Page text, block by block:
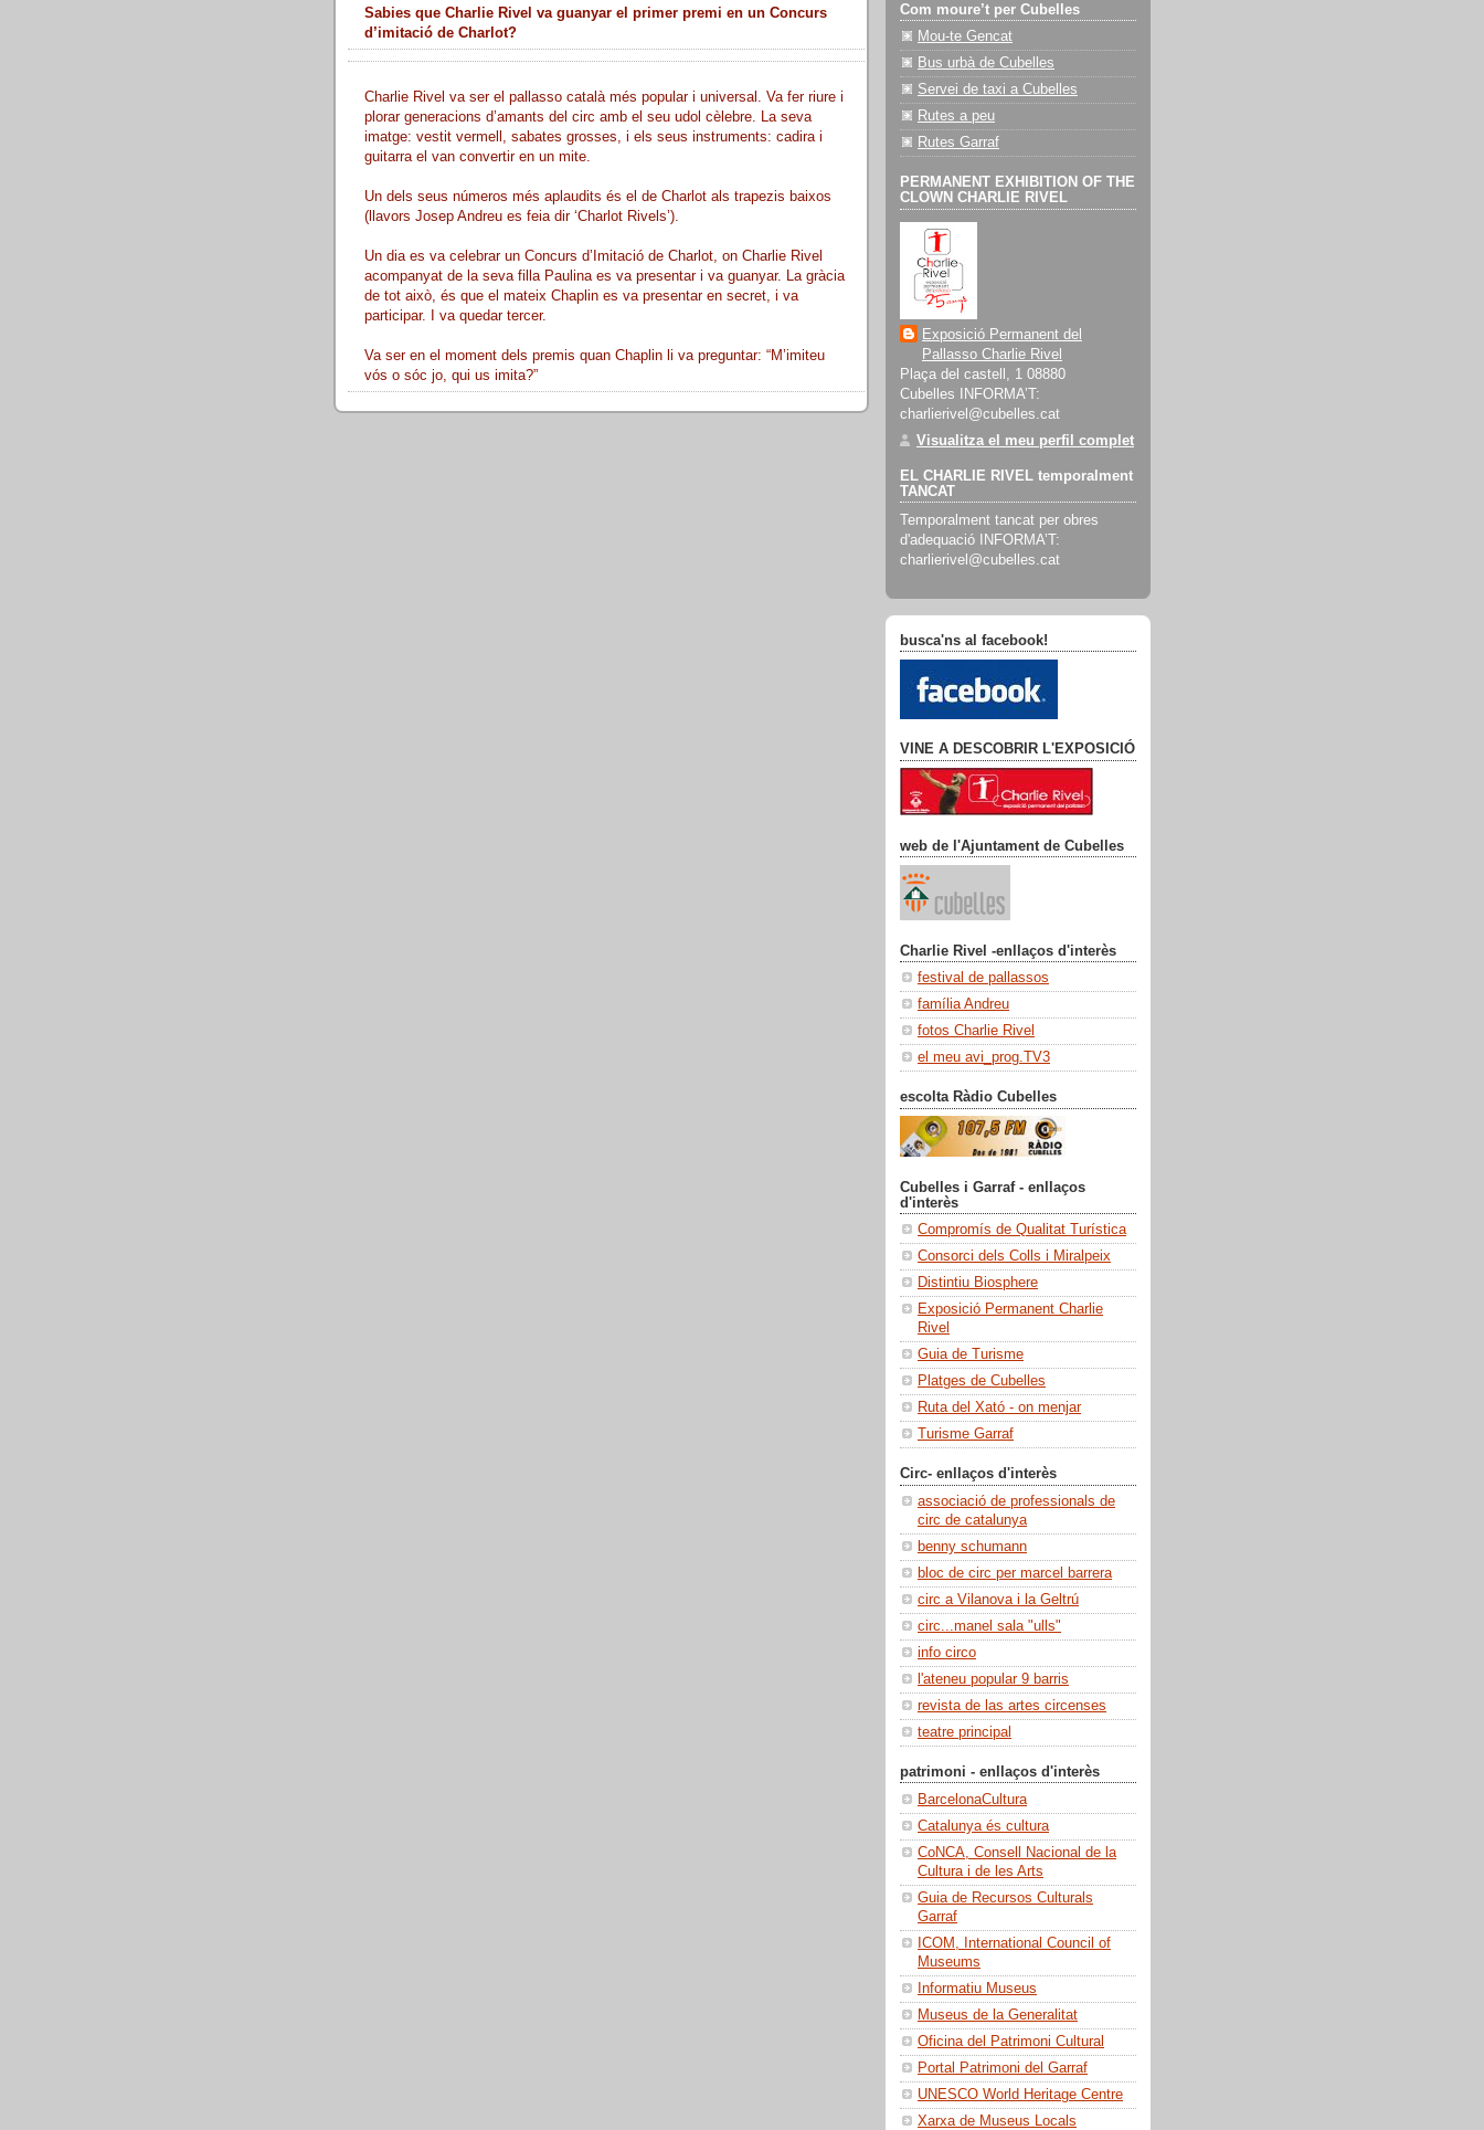
Sabies que Charlie Rivel va guanyar el primer premi en un Concurs
d’imitació de Charlot?
Charlie Rivel va ser el pallasso català més popular i universal. Va fer riure i
plorar generacions d’amants del circ amb el seu udol cèlebre. La seva
imatge: vestit vermell, sabates grosses, i els seus instruments: cadira i
guitarra el van convertir en un mite.
Un dels seus números més aplaudits és el de Charlot als trapezis baixos
(llavors Josep Andreu es feia dir ‘Charlot Rivels’).
Un dia es va celebrar un Concurs d’Imitació de Charlot, on Charlie Rivel
acompanyat de la seva filla Paulina es va presentar i va guanyar. La gràcia
de tot això, és que el mateix Chaplin es va presentar en secret, i va
participar. I va quedar tercer.
Va ser en el moment dels premis quan Chaplin li va preguntar: “M’imiteu
vós o sóc jo, qui us imita?”
Com moure’t per Cubelles
Mou-te Gencat
Bus urbà de Cubelles
Servei de taxi a Cubelles
Rutes a peu
Rutes Garraf
PERMANENT EXHIBITION OF THE
CLOWN CHARLIE RIVEL
Exposició Permanent del
Pallasso Charlie Rivel
Plaça del castell, 1 08880
Cubelles INFORMA’T:
charlierivel@cubelles.cat
Visualitza el meu perfil complet
EL CHARLIE RIVEL temporalment
TANCAT
Temporalment tancat per obres
d'adequació INFORMA’T:
charlierivel@cubelles.cat
busca'ns al facebook!
VINE A DESCOBRIR L'EXPOSICIÓ
web de l'Ajuntament de Cubelles
Charlie Rivel -enllaços d'interès
festival de pallassos
família Andreu
fotos Charlie Rivel
el meu avi_prog.TV3
escolta Ràdio Cubelles
Cubelles i Garraf - enllaços
d'interès
Compromís de Qualitat Turística
Consorci dels Colls i Miralpeix
Distintiu Biosphere
Exposició Permanent Charlie
Rivel
Guia de Turisme
Platges de Cubelles
Ruta del Xató - on menjar
Turisme Garraf
Circ- enllaços d'interès
associació de professionals de
circ de catalunya
benny schumann
bloc de circ per marcel barrera
circ a Vilanova i la Geltrú
circ...manel sala "ulls"
info circo
l'ateneu popular 9 barris
revista de las artes circenses
teatre principal
patrimoni - enllaços d'interès
BarcelonaCultura
Catalunya és cultura
CoNCA, Consell Nacional de la
Cultura i de les Arts
Guia de Recursos Culturals
Garraf
ICOM, International Council of
Museums
Informatiu Museus
Museus de la Generalitat
Oficina del Patrimoni Cultural
Portal Patrimoni del Garraf
UNESCO World Heritage Centre
Xarxa de Museus Locals